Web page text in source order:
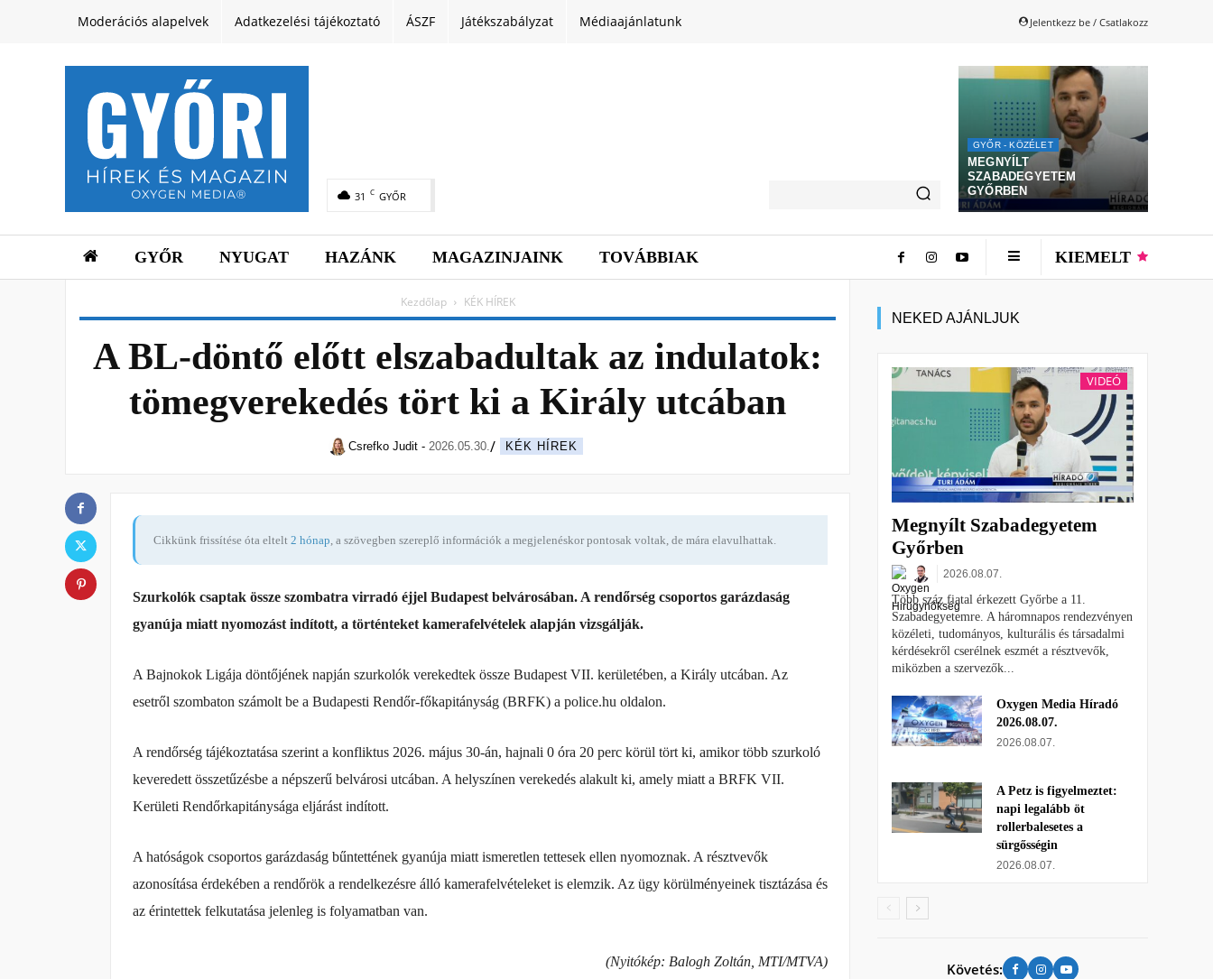
Moderációs alapelvek Adatkezelési tájékoztató ÁSZF Játékszabályzat Médiaajánlatunk Jelentkezz be / Csatlakozz
31 C GYŐR
GYŐR - KÖZÉLET
MEGNYÍLT
SZABADEGYETEM
GYŐRBEN
GYŐR NYUGAT HAZÁNK MAGAZINJAINK TOVÁBBIAK KIEMELT
Kezdőlap KÉK HÍREK
A BL-döntő előtt elszabadultak az indulatok:
tömegverekedés tört ki a Király utcában
Csrefko Judit - 2026.05.30. KÉK HÍREK
Cikkünk frissítése óta eltelt 2 hónap , a szövegben szereplő információk a megjelenéskor pontosak voltak, de mára elavulhattak.
Szurkolók csaptak össze szombatra virradó éjjel Budapest belvárosában. A rendőrség csoportos garázdaság
gyanúja miatt nyomozást indított, a történteket kamerafelvételek alapján vizsgálják.
A Bajnokok Ligája döntőjének napján szurkolók verekedtek össze Budapest VII. kerületében, a Király utcában. Az
esetről szombaton számolt be a Budapesti Rendőr-főkapitányság (BRFK) a police.hu oldalon.
A rendőrség tájékoztatása szerint a konfliktus 2026. május 30-án, hajnali 0 óra 20 perc körül tört ki, amikor több szurkoló
keveredett összetűzésbe a népszerű belvárosi utcában. A helyszínen verekedés alakult ki, amely miatt a BRFK VII.
Kerületi Rendőrkapitánysága eljárást indított.
A hatóságok csoportos garázdaság bűntettének gyanúja miatt ismeretlen tettesek ellen nyomoznak. A résztvevők
azonosítása érdekében a rendőrök a rendelkezésre álló kamerafelvételeket is elemzik. Az ügy körülményeinek tisztázása és
az érintettek felkutatása jelenleg is folyamatban van.
(Nyitókép: Balogh Zoltán, MTI/MTVA)
NEKED AJÁNLJUK
VIDEÓ
Megnyílt Szabadegyetem
Győrben
2026.08.07.
Több száz fiatal érkezett Győrbe a 11.
Szabadegyetemre. A háromnapos rendezvényen
közéleti, tudományos, kulturális és társadalmi
kérdésekről cserélnek eszmét a résztvevők,
miközben a szervezők...
Oxygen Media Híradó
2026.08.07.
2026.08.07.
A Petz is figyelmeztet:
napi legalább öt
rollerbalesetes a
sürgősségin
2026.08.07.
Követés: